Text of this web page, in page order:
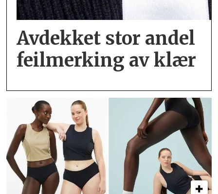
Avdekket stor andel
feil­merking av klær